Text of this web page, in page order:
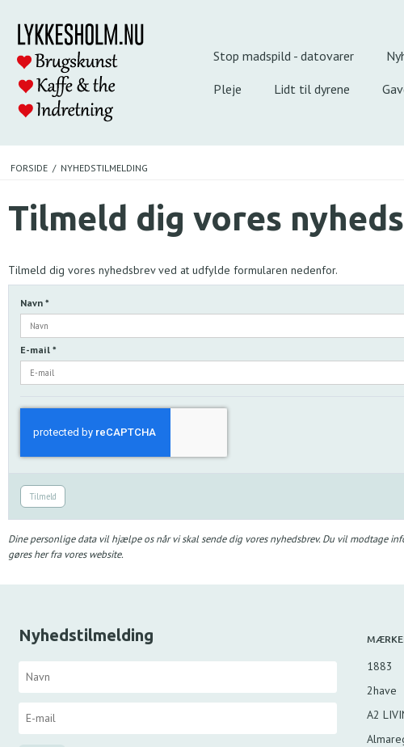
Stop madspild - datovarer
Pleje Lidt til dyrene
FORSIDE / NYHEDSTILMELDING
Tilmeld dig vores
Tilmeld dig vores nyhedsbrev ved at udfylde formularen nedenfor.
Navn *
E-mail *
Tilmeld
Dine personlige data vil hjælpe os når vi skal sende dig vores nyhedsbrev. Du vil modtage
gøres her fra vores website.
Nyhedstilmelding
1883
2have
A2